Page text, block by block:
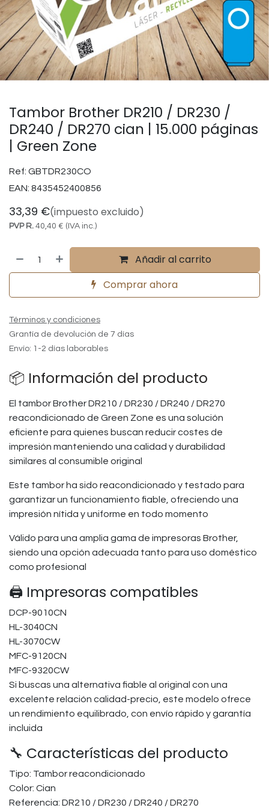
Tambor Brother DR210 / DR230 /
DR240 / DR270 cian | 15.000 páginas
| Green Zone
Ref: GBTDR230CO
EAN: 8435452400856
33,39 €(impuesto excluido)
PVP R. 40,40 € (IVA inc.)
Añadir al carrito
Comprar ahora
Términos y condiciones
Grantía de devolución de 7 días
Envío: 1-2 días laborables
📦 Información del producto
El tambor Brother DR210 / DR230 / DR240 / DR270
reacondicionado de Green Zone es una solución
eficiente para quienes buscan reducir costes de
impresión manteniendo una calidad y durabilidad
similares al consumible original
Este tambor ha sido reacondicionado y testado para
garantizar un funcionamiento fiable, ofreciendo una
impresión nítida y uniforme en todo momento
Válido para una amplia gama de impresoras Brother,
siendo una opción adecuada tanto para uso doméstico
como profesional
🖨️ Impresoras compatibles
DCP-9010CN
HL-3040CN
HL-3070CW
MFC-9120CN
MFC-9320CW
Si buscas una alternativa fiable al original con una
excelente relación calidad-precio, este modelo ofrece
un rendimiento equilibrado, con envío rápido y garantía
incluida
🔧 Características del producto
Tipo: Tambor reacondicionado
Color: Cian
Referencia: DR210 / DR230 / DR240 / DR270